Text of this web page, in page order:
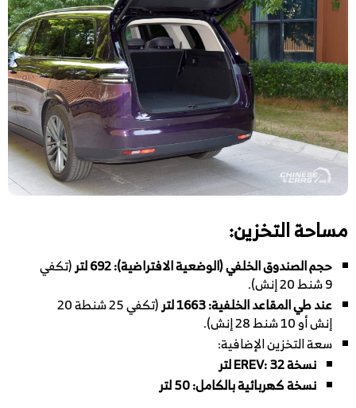
مساحة التخزين:
حجم الصندوق الخلفي (الوضعية الافتراضية): 692 لتر
(تكفي
9 شنط 20 إنش).
عند طي المقاعد الخلفية: 1663 لتر
(تكفي 25 شنطة 20
إنش أو 10 شنط 28 إنش).
سعة التخزين الإضافية:
نسخة EREV: 32 لتر
نسخة كهربائية بالكامل: 50 لتر